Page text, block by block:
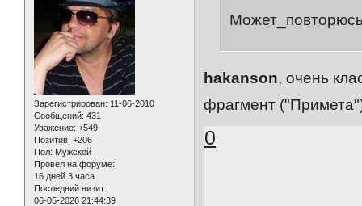
Зарегистрирован: 11-06-2010
Сообщений: 431
Уважение: +549
Позитив: +206
Пол: Мужской
Провел на форуме:
16 дней 3 часа
Последний визит:
06-05-2026 21:44:39
hakanson, очень
фрагмент
0